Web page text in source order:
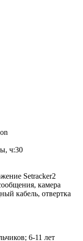
ч:30
Setracker2
камера
кабель, отвертка
6-11 лет